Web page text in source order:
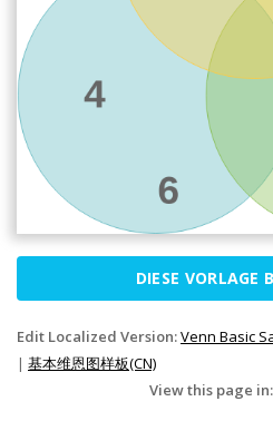
DIESE VORLAGE
Edit Localized Version:Venn Basic
| 基本维恩图样板(CN)
View this page in: